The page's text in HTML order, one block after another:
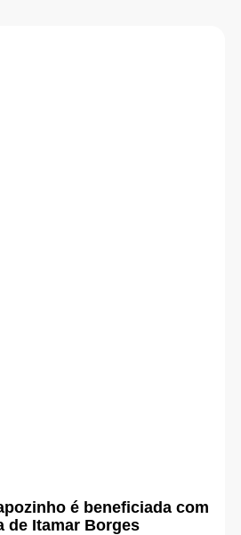
é beneficiada com
de Itamar Borges